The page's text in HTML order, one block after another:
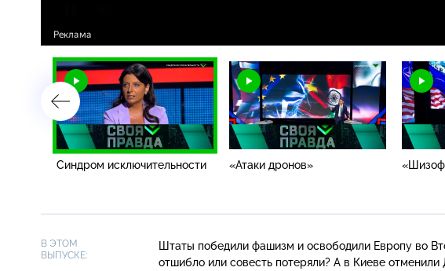
Синдром исключительности «Атаки дронов»
В ЭТОМ
ВЫПУСКЕ:
Штаты победили фашизм и освободили Европу во
отшибло или совесть потеряли? А в Киеве